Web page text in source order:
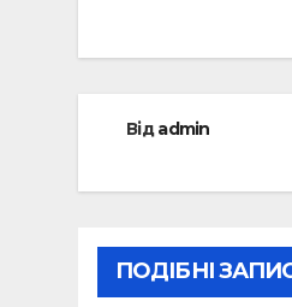
Відadmin
ПОДІБНІ